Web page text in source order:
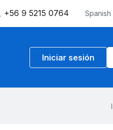
+56 9 5215 0764 Spanish
Iniciar sesión